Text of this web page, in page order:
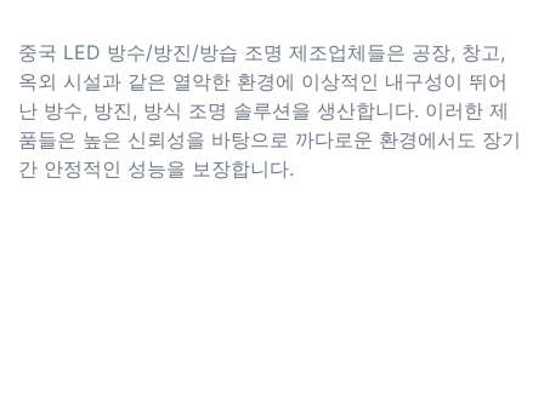
중국 LED 방수/방진/방습 조명 제조업체들은 공장, 창고,
옥외 시설과 같은 열악한 환경에 이상적인 내구성이 뛰어
난 방수, 방진, 방식 조명 솔루션을 생산합니다. 이러한 제
품들은 높은 신뢰성을 바탕으로 까다로운 환경에서도 장기
간 안정적인 성능을 보장합니다.